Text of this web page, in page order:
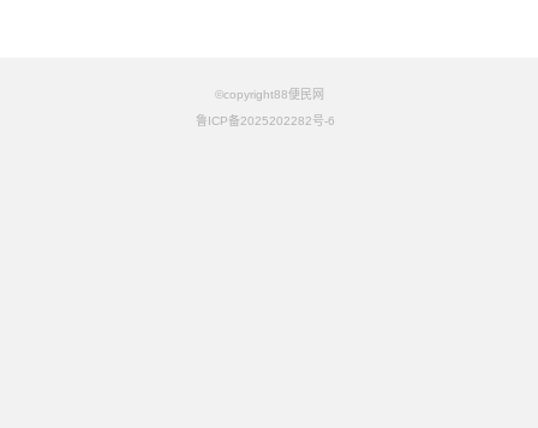
©copyright88便民网
鲁ICP备2025202282号-6